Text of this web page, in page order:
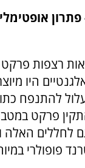
רצפות פרקט
היו
להתנפח
פרקט
לחללים
פופולרי